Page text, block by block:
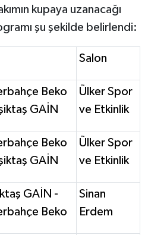
kupaya uzanacağı
şu şekilde belirlendi:
Salon
Beko
GAİN
Ülker Spor
ve Etkinlik
Beko
GAİN
Ülker Spor
ve Etkinlik
GAİN -
Beko
Sinan
Erdem